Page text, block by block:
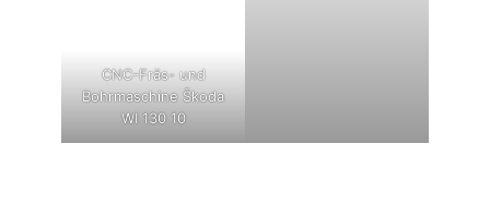
CNC-Fräs- und
Bohrmaschine Škoda
WI 130 10